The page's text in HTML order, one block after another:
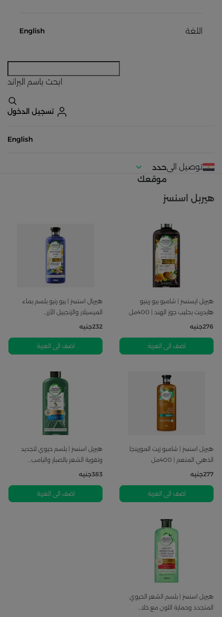
اللغة English
ابحث باسم البراند
تسجيل الدخول
English
توصيل الىحدد
موقعك
هيربل اسنسز
هيربل ايسنسز | شامبو بيو رينيو
هايدريت بحليب جوز الهند | 400مل
276جنيه
اضف الى العربة
هيربال اسنسز | بيو رنيو بلسم بماء
الميسيلار والزنجبيل الأزر...
232جنيه
اضف الى العربة
هيربل اسنسز | شامبو زيت المورينجا
الذهبي المنعم | 400مل
277جنيه
اضف الى العربة
هيربل اسنسز | بلسم حيوي لتجديد
وتقوية الشعر بالصبار والبامب...
383جنيه
اضف الى العربة
هيربل اسنسز | بلسم الشعر الحيوي
المتجدد وحماية اللون مع خلا...